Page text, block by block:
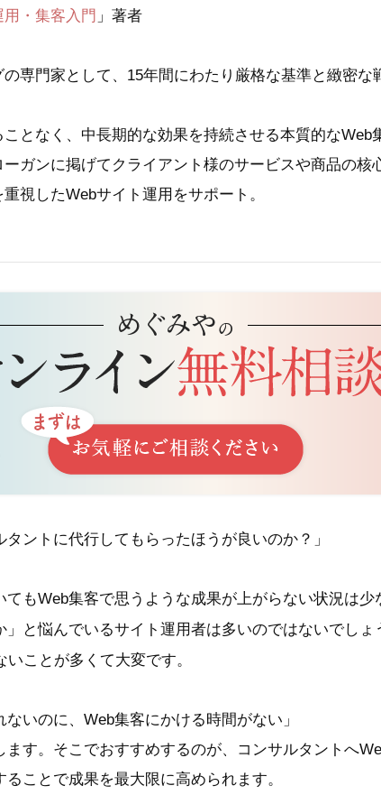
・集客入門 」著者
専門家として、15年間にわたり厳格な基準と緻密な
となく、中長期的な効果を持続させる本質的なWeb
ーガンに掲げてクライアント様のサービスや商品の核
視したWebサイト運用をサポート。
タントに代行してもらったほうが良いのか？」
てもWeb集客で思うような成果が上がらない状況は少
」と悩んでいるサイト運用者は多いのではないでしょ
ことが多くて大変です。
ないのに、Web集客にかける時間がない」
す。そこでおすすめするのが、コンサルタントへ
ことで成果を最大限に高められます。